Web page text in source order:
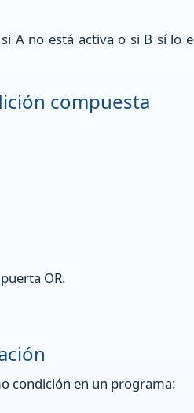
A no está activa o si B sí lo
compuesta
OR.
condición en un programa: